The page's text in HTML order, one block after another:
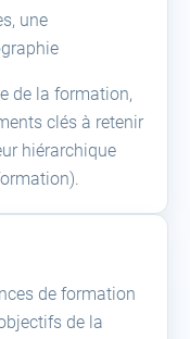
une
de la formation,
clés à retenir
hiérarchique
de formation
de la